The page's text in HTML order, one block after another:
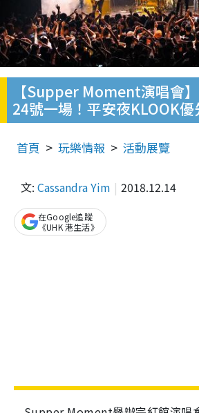
【Supper Moment演唱會
24號一場！平安夜KLOOK優
首頁 玩樂情報 活動展覽
文: Cassandra Yim 2018.12.14
在Google追蹤
《UHK 港生活》